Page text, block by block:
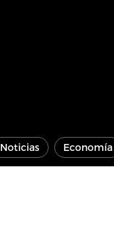
Noticias Economía